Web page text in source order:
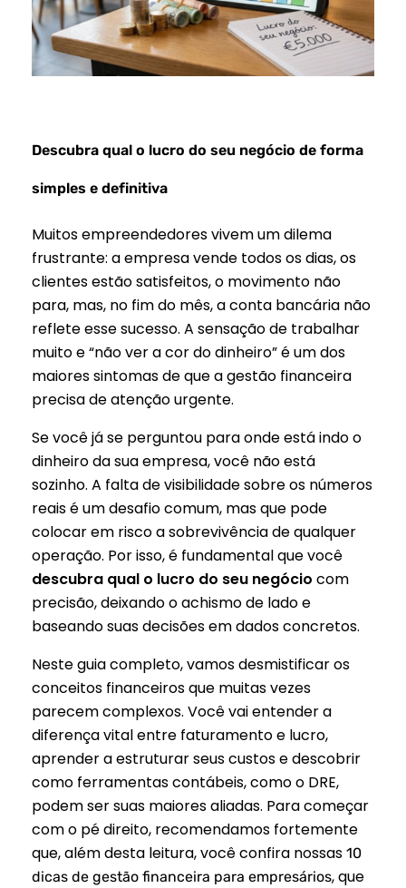
Descubra qual o lucro do seu negócio de forma
simples e definitiva
Muitos empreendedores vivem um dilema
frustrante: a empresa vende todos os dias, os
clientes estão satisfeitos, o movimento não
para, mas, no fim do mês, a conta bancária não
reflete esse sucesso. A sensação de trabalhar
muito e “não ver a cor do dinheiro” é um dos
maiores sintomas de que a gestão financeira
precisa de atenção urgente.
Se você já se perguntou para onde está indo o
dinheiro da sua empresa, você não está
sozinho. A falta de visibilidade sobre os números
reais é um desafio comum, mas que pode
colocar em risco a sobrevivência de qualquer
operação. Por isso, é fundamental que você
descubra qual o lucro do seu negócio com
precisão, deixando o achismo de lado e
baseando suas decisões em dados concretos.
Neste guia completo, vamos desmistificar os
conceitos financeiros que muitas vezes
parecem complexos. Você vai entender a
diferença vital entre faturamento e lucro,
aprender a estruturar seus custos e descobrir
como ferramentas contábeis, como o DRE,
podem ser suas maiores aliadas. Para começar
com o pé direito, recomendamos fortemente
que, além desta leitura, você confira nossas 10
dicas de gestão financeira para empresários, que